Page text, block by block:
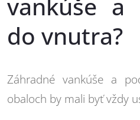
do vnutra?
Záhradné vankúše a
obaloch by mali byť vždy